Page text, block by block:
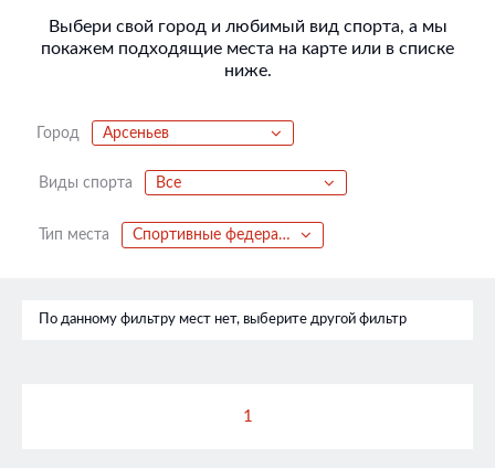
Выбери свой город и любимый вид спорта, а мы
покажем подходящие места на карте или в списке
ниже.
Город Арсеньев
Виды спорта Все
Тип места Спортивные федерации
По данному фильтру мест нет, выберите другой фильтр
1